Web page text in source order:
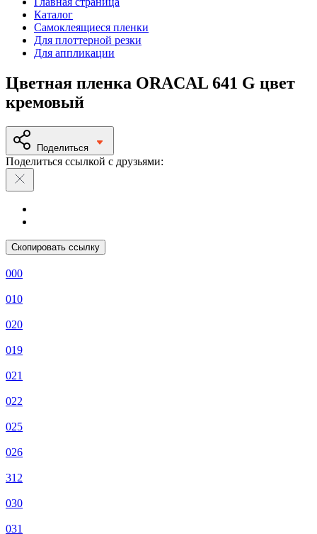
Каталог
Самоклеящиеся пленки
Для плоттерной резки
Для аппликации
Цветная пленка ORACAL 641 G цвет
кремовый
Поделиться
Поделиться ссылкой с друзьями:
Скопировать ссылку
000
010
020
019
021
022
025
026
312
030
031